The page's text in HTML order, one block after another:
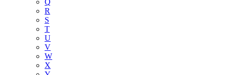
Q
R
S
T
U
V
W
X